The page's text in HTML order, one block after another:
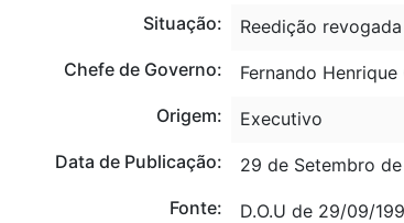
Situação:
Reedição revogada
Chefe de Governo:
Fernando
Origem:
Executivo
Data de Publicação:
29 de Setembro
Fonte:
D.O.U de 29/09/